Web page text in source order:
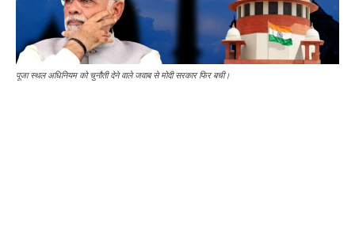
पूजा स्थल अधिनियम को चुनौती देने वाले जवाब से मोदी सरकार फिर बची।